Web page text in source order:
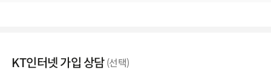
KT인터넷 가입 상담 (선택)